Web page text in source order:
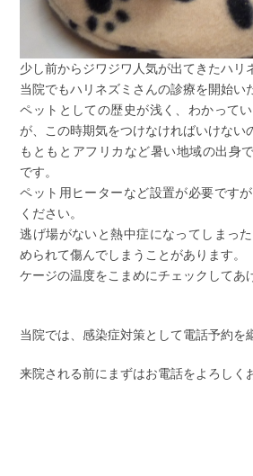
少し前からジワジワ人気が出てきたハリ
当院でもハリネズミさんの診療を開始い
ペットとしての歴史が浅く、わかって
が、この時期気をつけなければいけない
もともとアフリカなど暑い地域の出身
です。
ペット用ヒーターなど設置が必要です
ください。
逃げ場がないと熱中症になってしまっ
められて傷んでしまうことがあります。
ケージの温度をこまめにチェックしてあ
当院では、感染症対策として電話予約を
来院される前にまずはお電話をよろしく